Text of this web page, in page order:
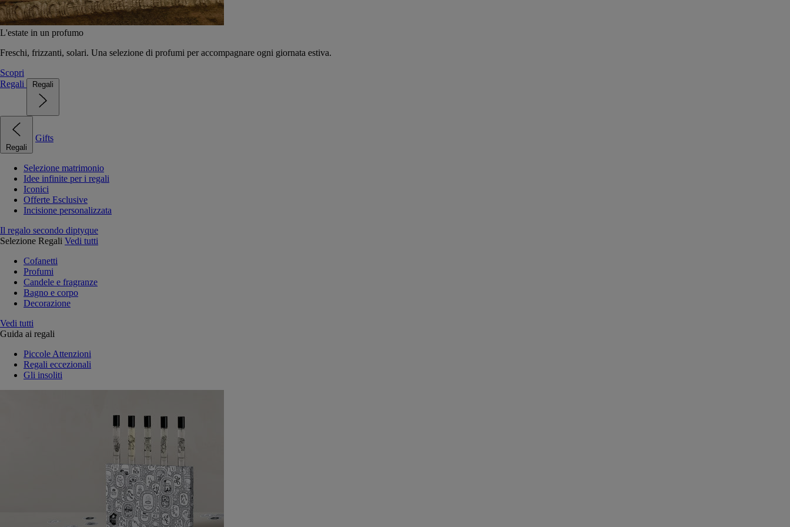
L'estate in un profumo
Freschi, frizzanti, solari. Una selezione di profumi per accompagnare ogni giornata estiva.
Scopri
Regali
Regali
Regali
Gifts
Selezione matrimonio
Idee infinite per i regali
Iconici
Offerte Esclusive
Incisione personalizzata
Il regalo secondo diptyque
Selezione Regali Vedi tutti
Cofanetti
Profumi
Candele e fragranze
Bagno e corpo
Decorazione
Vedi tutti
Guida ai regali
Piccole Attenzioni
Regali eccezionali
Gli insoliti